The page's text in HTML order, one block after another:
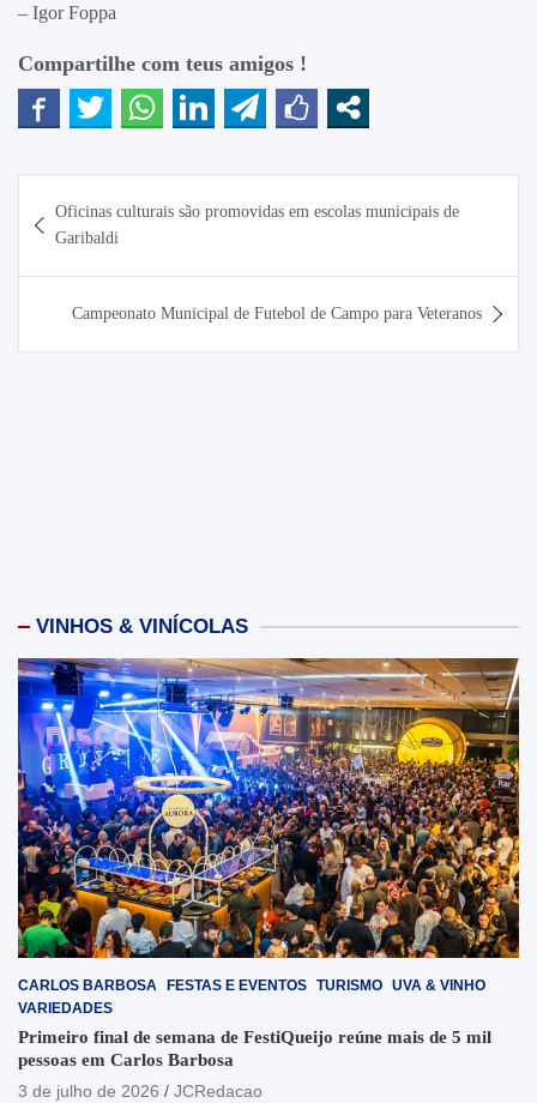
– Igor Foppa
Compartilhe com teus amigos !
de
Post
Oficinas culturais são promovidas em escolas municipais de
Garibaldi
Campeonato Municipal de Futebol de Campo para Veteranos
VINHOS & VINÍCOLAS
CARLOS BARBOSA FESTAS E EVENTOS TURISMO UVA & VINHO
VARIEDADES
Primeiro final de semana de FestiQueijo reúne mais de 5 mil
pessoas em Carlos Barbosa
3 de julho de 2026
JCRedacao